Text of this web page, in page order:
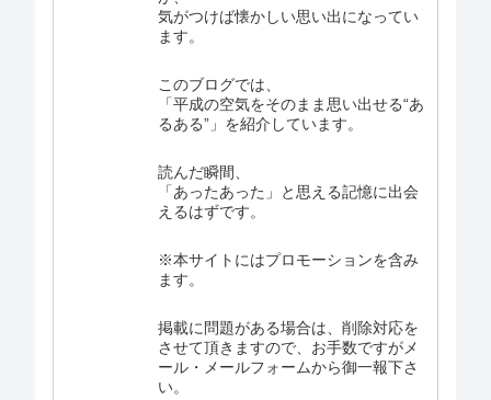
気がつけば懐かしい思い出になってい
ます。
このブログでは、
「平成の空気をそのまま思い出せる“あ
るある”」を紹介しています。
読んだ瞬間、
「あったあった」と思える記憶に出会
えるはずです。
※本サイトにはプロモーションを含み
ます。
掲載に問題がある場合は、削除対応を
させて頂きますので、お手数ですがメ
ール・メールフォームから御一報下さ
い。